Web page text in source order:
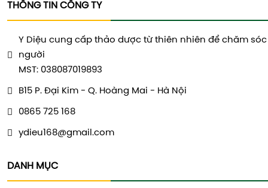
THÔNG TIN CÔNG TY
Y Diệu cung cấp thảo dược từ thiên nhiên để chăm
người
MST: 038087019893
B15 P. Đại Kim - Q. Hoàng Mai - Hà Nội
0865 725 168
ydieu168@gmail.com
DANH MỤC